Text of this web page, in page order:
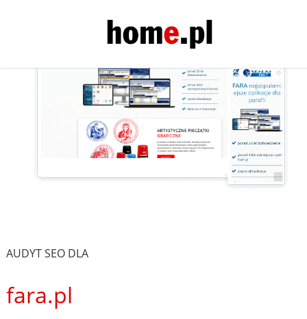
AUDYT SEO DLA
fara.pl